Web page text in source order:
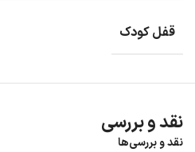
پس از شارژ کامل باتری، شارژ به طور
ماژول وای‌فای وقتی در حالت آماده به
قفل کودک
نقد و بررسی
نقد و بررسی‌ها